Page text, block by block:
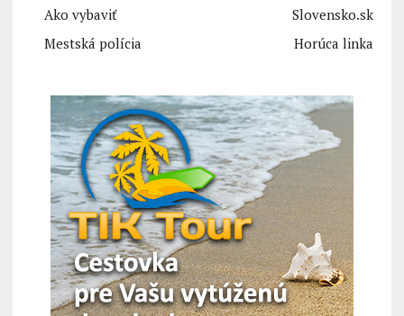
Ako vybaviť
Slovensko.sk
Mestská polícia
Horúca linka